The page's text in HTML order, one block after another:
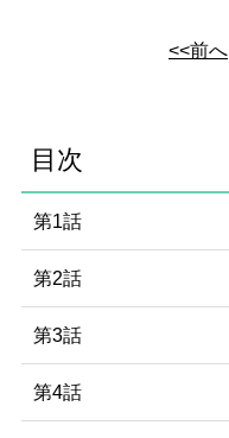
<<前へ
目次
第1話
第2話
第3話
第4話